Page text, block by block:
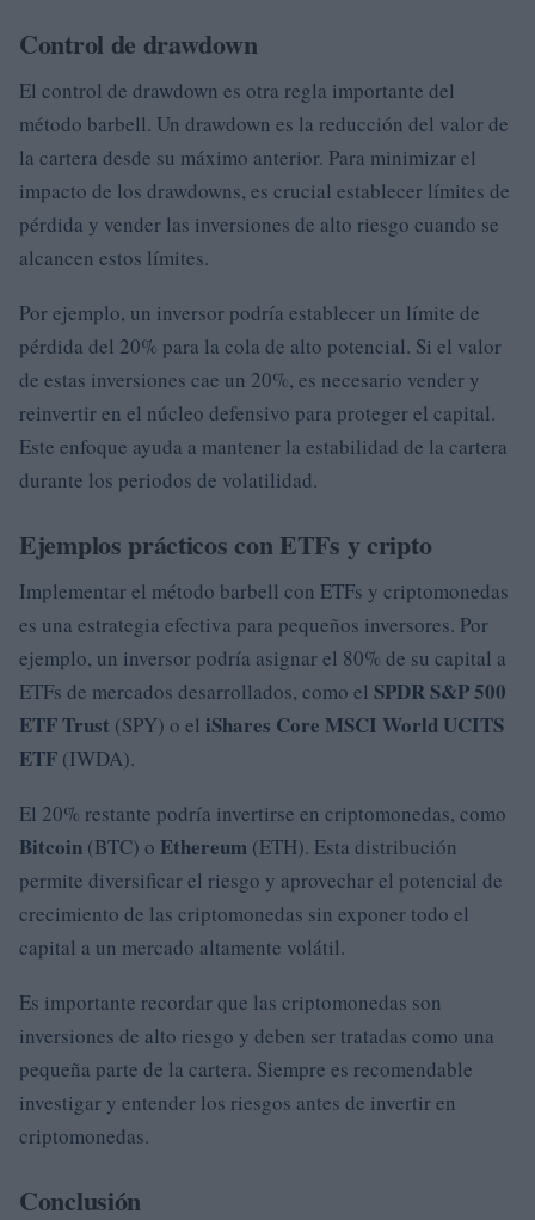
Control de drawdown
El control de drawdown es otra regla importante del
método barbell. Un drawdown es la reducción del valor de
la cartera desde su máximo anterior. Para minimizar el
impacto de los drawdowns, es crucial establecer límites de
pérdida y vender las inversiones de alto riesgo cuando se
alcancen estos límites.
Por ejemplo, un inversor podría establecer un límite de
pérdida del 20% para la cola de alto potencial. Si el valor
de estas inversiones cae un 20%, es necesario vender y
reinvertir en el núcleo defensivo para proteger el capital.
Este enfoque ayuda a mantener la estabilidad de la cartera
durante los periodos de volatilidad.
Ejemplos prácticos con ETFs y cripto
Implementar el método barbell con ETFs y criptomonedas
es una estrategia efectiva para pequeños inversores. Por
ejemplo, un inversor podría asignar el 80% de su capital a
ETFs de mercados desarrollados, como el SPDR S&P 500
ETF Trust (SPY) o el iShares Core MSCI World UCITS
ETF (IWDA).
El 20% restante podría invertirse en criptomonedas, como
Bitcoin (BTC) o Ethereum (ETH). Esta distribución
permite diversificar el riesgo y aprovechar el potencial de
crecimiento de las criptomonedas sin exponer todo el
capital a un mercado altamente volátil.
Es importante recordar que las criptomonedas son
inversiones de alto riesgo y deben ser tratadas como una
pequeña parte de la cartera. Siempre es recomendable
investigar y entender los riesgos antes de invertir en
criptomonedas.
Conclusión